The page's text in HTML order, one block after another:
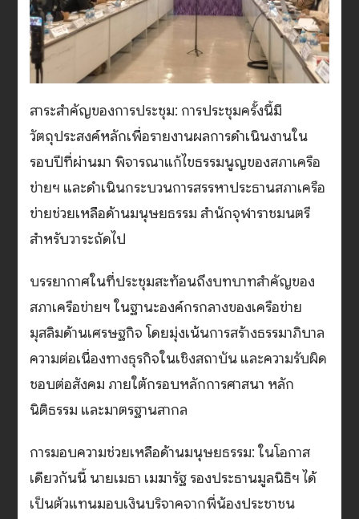
สาระสำคัญของการประชุม: การประชุมครั้งนี้มี
วัตถุประสงค์หลักเพื่อรายงานผลการดำเนินงานใน
รอบปีที่ผ่านมา พิจารณาแก้ไขธรรมนูญของสภาเครือ
ข่ายฯ และดำเนินกระบวนการสรรหาประธานสภาเครือ
ข่ายช่วยเหลือด้านมนุษยธรรม สำนักจุฬาราชมนตรี
สำหรับวาระถัดไป
บรรยากาศในที่ประชุมสะท้อนถึงบทบาทสำคัญของ
สภาเครือข่ายฯ ในฐานะองค์กรกลางของเครือข่าย
มุสลิมด้านเศรษฐกิจ โดยมุ่งเน้นการสร้างธรรมาภิบาล
ความต่อเนื่องทางธุรกิจในเชิงสถาบัน และความรับผิด
ชอบต่อสังคม ภายใต้กรอบหลักการศาสนา หลัก
นิติธรรม และมาตรฐานสากล
การมอบความช่วยเหลือด้านมนุษยธรรม: ในโอกาส
เดียวกันนี้ นายเมธา เมฆารัฐ รองประธานมูลนิธิฯ ได้
เป็นตัวแทนมอบเงินบริจาคจากพี่น้องประชาชน